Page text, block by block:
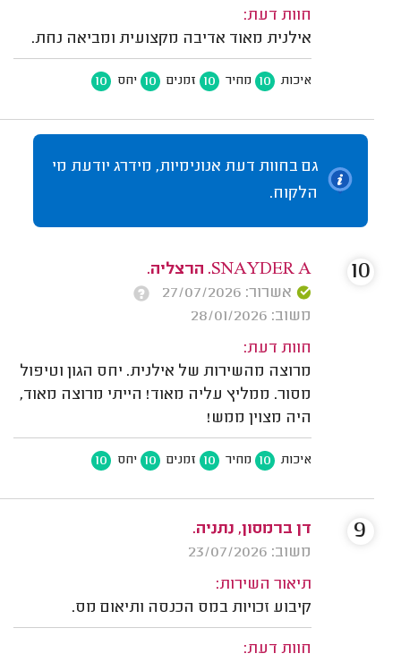
חוות דעת:
אילנית מאוד אדיבה מקצועית ומביאה נחת.
איכות 10 מחיר 10 זמנים 10 יחס 10
גם בחוות דעת אנונימיות, מידרג יודעת מי
הלקוח.
SNAYDER A. הרצליה.
אשרור: 27/07/2026
משוב: 28/01/2026
חוות דעת:
מרוצה מהשירות של אילנית. יחס הגון וטיפול
מסור. ממליץ עליה מאוד! הייתי מרוצה מאוד,
היה מצוין ממש!
איכות 10 מחיר 10 זמנים 10 יחס 10
10
דן ברמסון, נתניה.
משוב: 23/07/2026
תיאור השירות:
קיבוע זכויות במס הכנסה ותיאום מס.
חוות דעת:
9